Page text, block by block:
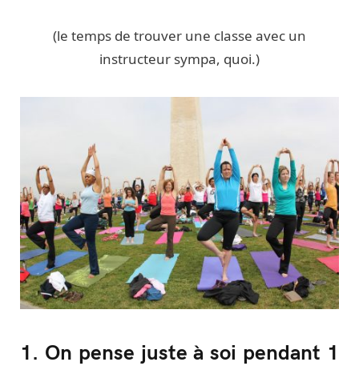
(le temps de trouver une classe avec un
instructeur sympa, quoi.)
1. On pense juste à soi pendant 1